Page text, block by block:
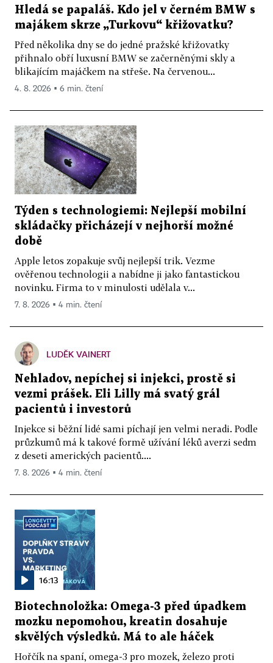
Hledá se papaláš. Kdo jel v černém BMW s
majákem skrze „Turkovu“ křižovatku?
Před několika dny se do jedné pražské křižovatky
přihnalo obří luxusní BMW se začerněnými skly a
blikajícím majáčkem na střeše. Na červenou...
4. 8. 2026 ▪ 6 min. čtení
Týden s technologiemi: Nejlepší mobilní
skládačky přicházejí v nejhorší možné
době
Apple letos zopakuje svůj nejlepší trik. Vezme
ověřenou technologii a nabídne ji jako fantastickou
novinku. Firma to v minulosti udělala v...
7. 8. 2026 ▪ 4 min. čtení
LUDĚK VAINERT
Nehladov, nepíchej si injekci, prostě si
vezmi prášek. Eli Lilly má svatý grál
pacientů i investorů
Injekce si běžní lidé sami píchají jen velmi neradi. Podle
průzkumů má k takové formě užívání léků averzi sedm
z deseti amerických pacientů....
7. 8. 2026 ▪ 4 min. čtení
16:13
Biotechnoložka: Omega-3 před úpadkem
mozku nepomohou, kreatin dosahuje
skvělých výsledků. Má to ale háček
Hořčík na spaní, omega-3 pro mozek, železo proti